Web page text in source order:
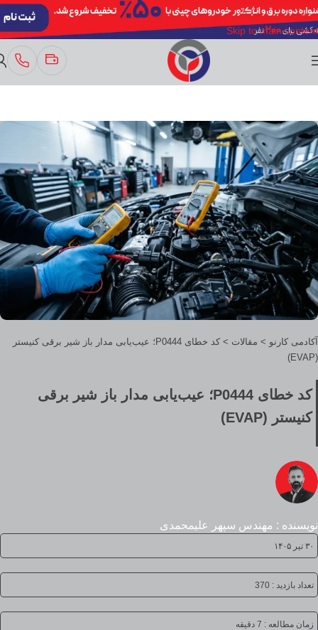
Skip to navigation
Skip to main content
آکادمی کارنو > مقالات >
کد خطای P0444؛ عیب‌یابی مدار باز شیر برقی کنیستر
(EVAP)
کد خطای P0444؛ عیب‌یابی مدار باز شیر برقی
کنیستر (EVAP)
نویسنده : مهندس سپهر علیمحمدی
۳۰ تیر ۱۴۰۵
تعداد بازدید : 370
زمان مطالعه : 7 دقیقه